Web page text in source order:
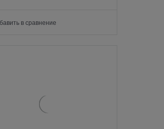
в сравнение